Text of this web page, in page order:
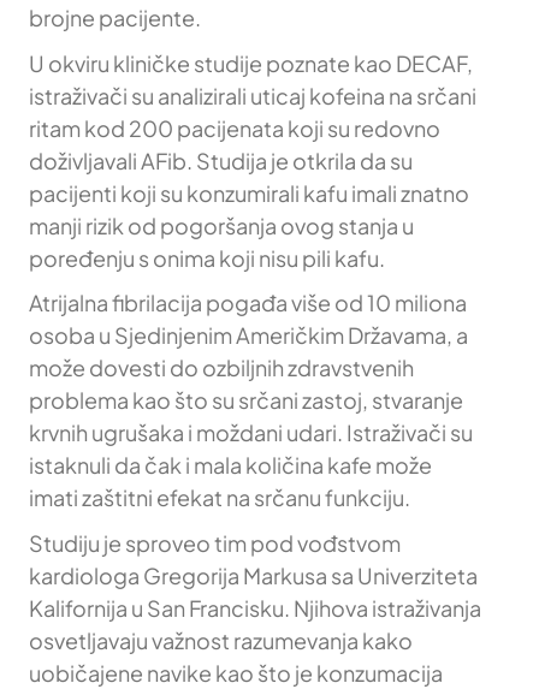
brojne pacijente.
U okviru kliničke studije poznate kao DECAF,
istraživači su analizirali uticaj kofeina na srčani
ritam kod 200 pacijenata koji su redovno
doživljavali AFib. Studija je otkrila da su
pacijenti koji su konzumirali kafu imali znatno
manji rizik od pogoršanja ovog stanja u
poređenju s onima koji nisu pili kafu.
Atrijalna fibrilacija pogađa više od 10 miliona
osoba u Sjedinjenim Američkim Državama, a
može dovesti do ozbiljnih zdravstvenih
problema kao što su srčani zastoj, stvaranje
krvnih ugrušaka i moždani udari. Istraživači su
istaknuli da čak i mala količina kafe može
imati zaštitni efekat na srčanu funkciju.
Studiju je sproveo tim pod vođstvom
kardiologa Gregorija Markusa sa Univerziteta
Kalifornija u San Francisku. Njihova istraživanja
osvetljavaju važnost razumevanja kako
uobičajene navike kao što je konzumacija